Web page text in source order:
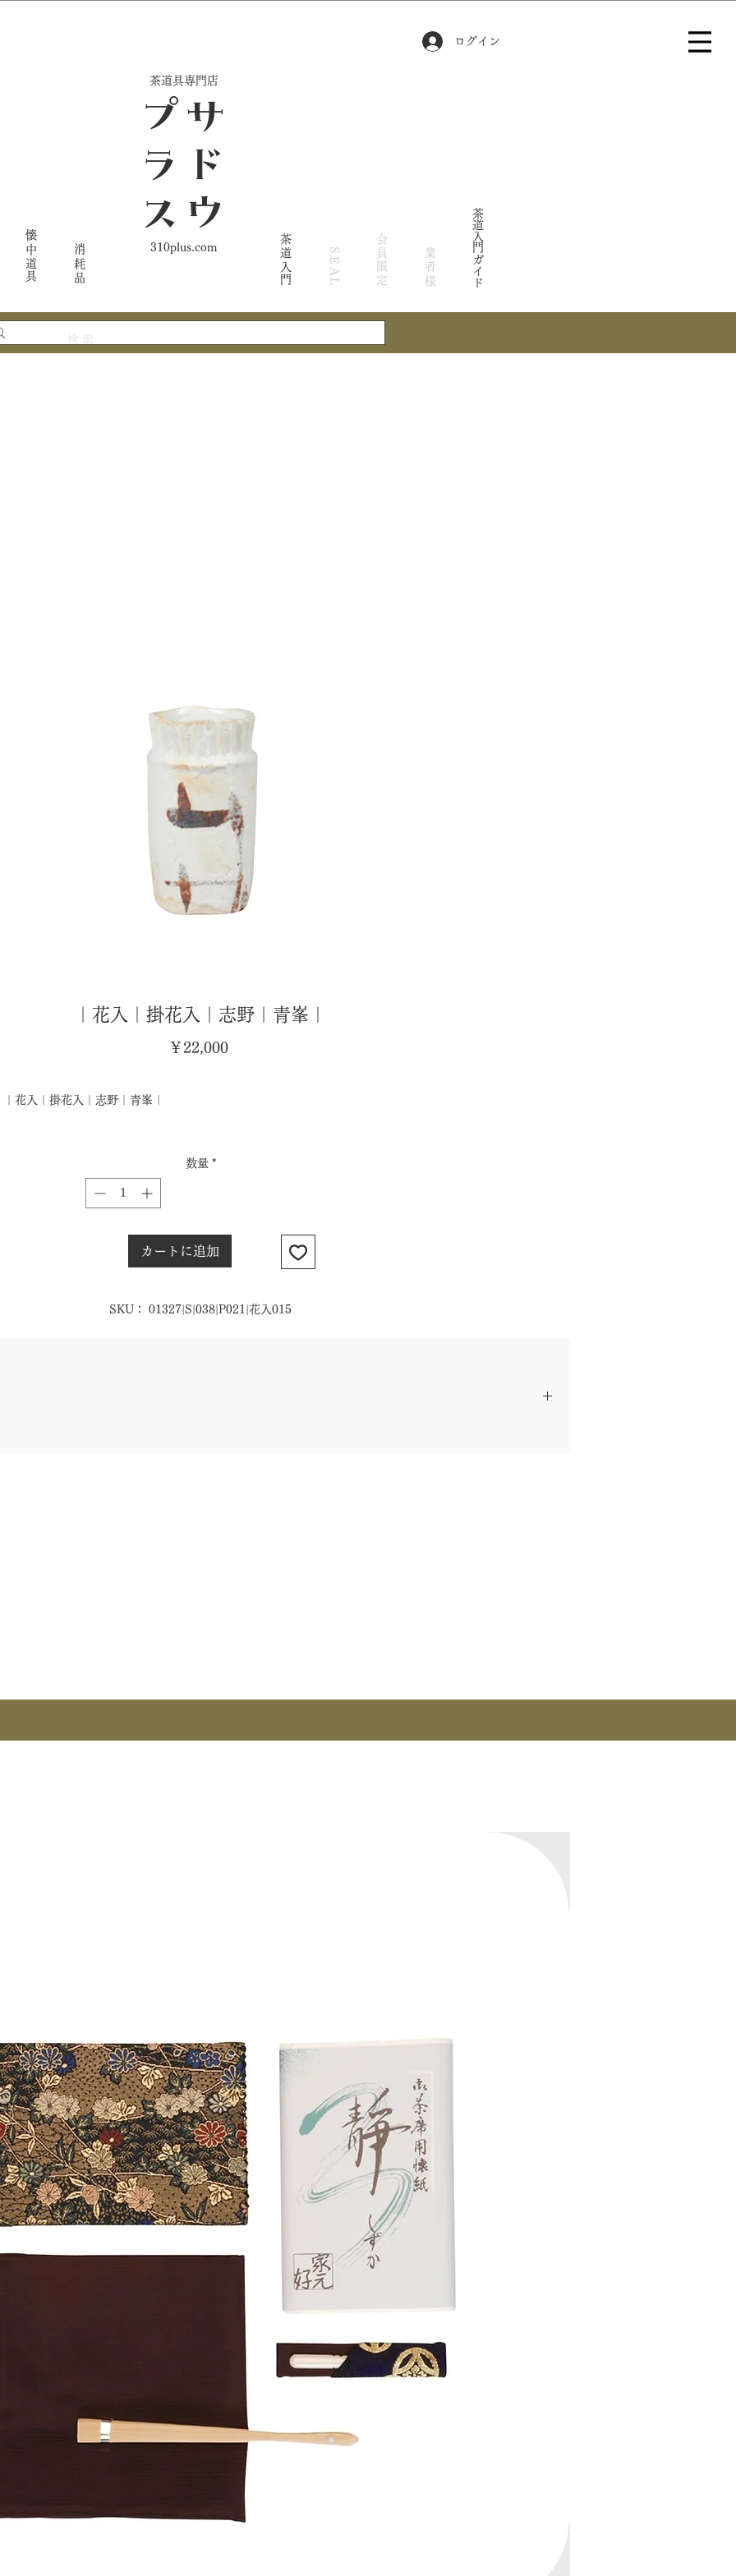
ログイン
​茶道具専門店
懐中道具 消耗品
サ
ド
ウ
プ
ラ
ス
310plus.com 茶道入門 SEAL 会員限定 業者様 茶道入門ガイド
｜花入｜掛花入｜志野｜青峯｜
￥22,000価
｜花入｜掛花入｜志野｜青峯｜
数量 *
カートに追加
SKU： 01327|S|038|P021|花入015